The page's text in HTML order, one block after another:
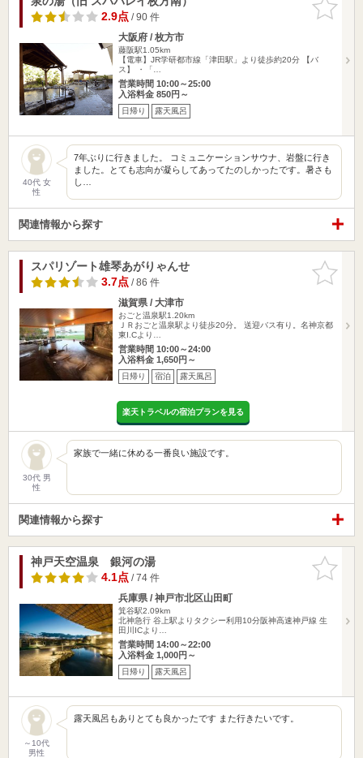
りに追加
2.9点/ 90 件
大阪府 / 枚方市
藤阪駅1.05km
【電車】JR学研都市線「津田駅」より徒歩約20分 【バ
ス】 ・「…
営業時間 10:00～25:00
入浴料金 850円～
日帰り 露天風呂
40代 女
性
7年ぶりに行きました。 コミュニケーションサウナ、岩盤に行き
ました。とても志向が凝らしてあってたのしかったです。暑さも
し…
関連情報から探す
お気に入
りに追加
スパリゾート雄琴あがりゃんせ
3.7点/ 86 件
滋賀県 / 大津市
おごと温泉駅1.20km
ＪＲおごと温泉駅より徒歩20分。 送迎バス有り。名神京都
東I.Cより…
営業時間 10:00～24:00
入浴料金 1,650円～
日帰り 宿泊 露天風呂
楽天トラベルの宿泊プランを見る
30代 男
性
家族で一緒に休める一番良い施設です。
関連情報から探す
お気に入
りに追加
神戸天空温泉 銀河の湯
4.1点/ 74 件
兵庫県 / 神戸市北区山田町
箕谷駅2.09km
北神急行 谷上駅よりタクシー利用10分阪神高速神戸線 生
田川ICより…
営業時間 14:00～22:00
入浴料金 1,000円～
日帰り 露天風呂
～10代
男性
露天風呂もありとても良かったです また行きたいです。